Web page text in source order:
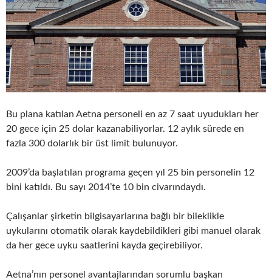
Bu plana katılan Aetna personeli en az 7 saat uyudukları her
20 gece için 25 dolar kazanabiliyorlar. 12 aylık sürede en
fazla 300 dolarlık bir üst limit bulunuyor.
2009’da başlatılan programa geçen yıl 25 bin personelin 12
bini katıldı. Bu sayı 2014’te 10 bin civarındaydı.
Çalışanlar şirketin bilgisayarlarına bağlı bir bileklikle
uykularını otomatik olarak kaydebildikleri gibi manuel olarak
da her gece uyku saatlerini kayda geçirebiliyor.
Aetna’nın personel avantajlarından sorumlu başkan